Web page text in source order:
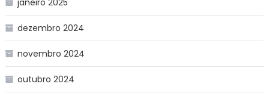
dezembro 2024
novembro 2024
outubro 2024